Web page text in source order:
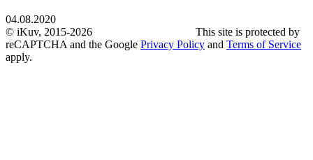
04.08.2020
© iKuv, 2015-2026 This site is protected by
reCAPTCHA and the Google Privacy Policy and Terms of Service
apply.